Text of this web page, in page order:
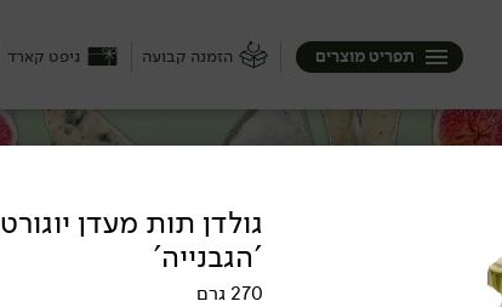
הזמנה קבועה גיפט קארד תפריט מוצרים
יכולה להיות קשה או רק חצי ...
בבצרון, ממשק שוורץ בצפון וגם
גולדן תות מעדן
'הגבנייה'
270 גרם